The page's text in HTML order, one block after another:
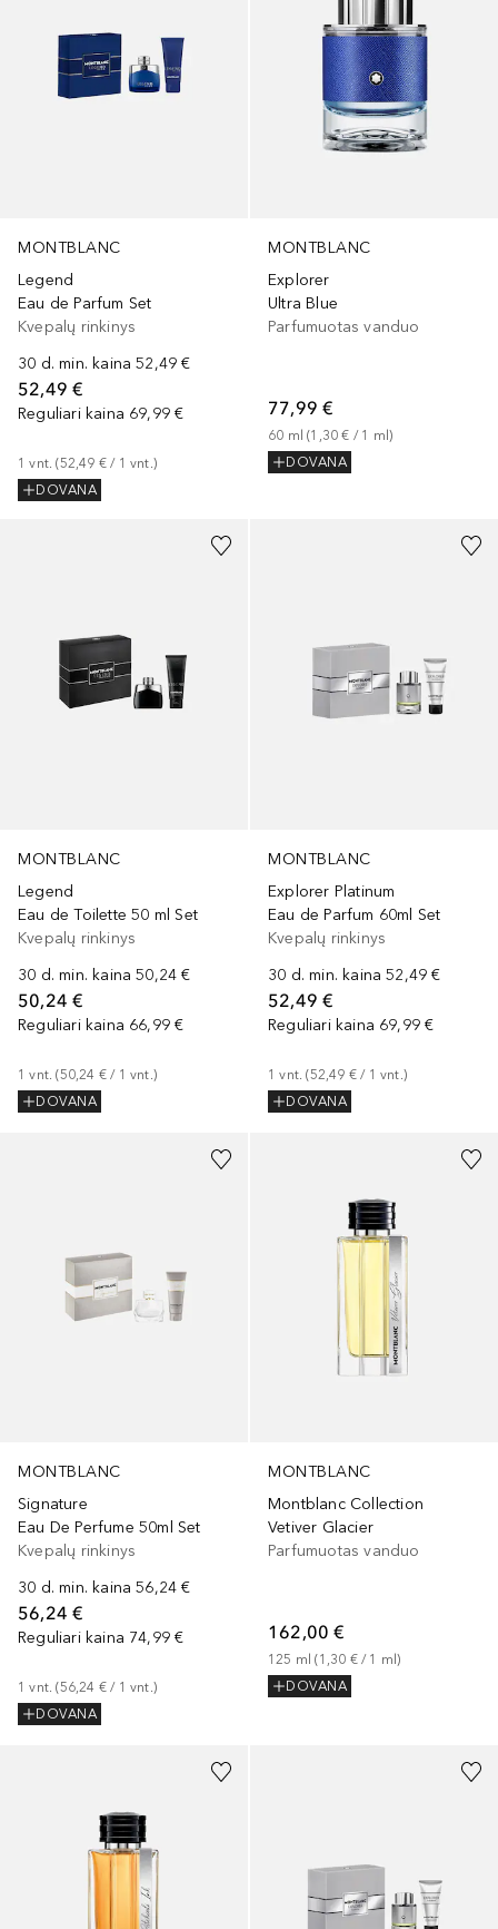
MONTBLANC
Legend
Eau de Parfum Set
Kvepalų rinkinys
30 d. min. kaina 52,49 €
52,49 €
Reguliari kaina 69,99 €
1 vnt. (52,49 € / 1 vnt.)
DOVANA
MONTBLANC
Explorer
Ultra Blue
Parfumuotas vanduo
77,99 €
60 ml (1,30 € / 1 ml)
DOVANA
MONTBLANC
Legend
Eau de Toilette 50 ml Set
Kvepalų rinkinys
30 d. min. kaina 50,24 €
50,24 €
Reguliari kaina 66,99 €
1 vnt. (50,24 € / 1 vnt. )
DOVANA
MONTBLANC
Explorer Platinum
Eau de Parfum 60ml Set
Kvepalų rinkinys
30 d. min. kaina 52,49 €
52,49 €
Reguliari kaina 69,99 €
1 vnt. (52,49 € / 1 vnt. )
DOVANA
MONTBLANC
Signature
Eau De Perfume 50ml Set
Kvepalų rinkinys
30 d. min. kaina 56,24 €
56,24 €
Reguliari kaina 74,99 €
1 vnt. (56,24 € / 1 vnt.)
DOVANA
MONTBLANC
Montblanc Collection
Vetiver Glacier
Parfumuotas vanduo
162,00 €
125 ml (1,30 € / 1 ml)
DOVANA